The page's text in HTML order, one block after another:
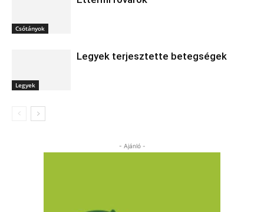
Csótányok
Legyek
Legyek terjesztette betegségek
- Ajánló -